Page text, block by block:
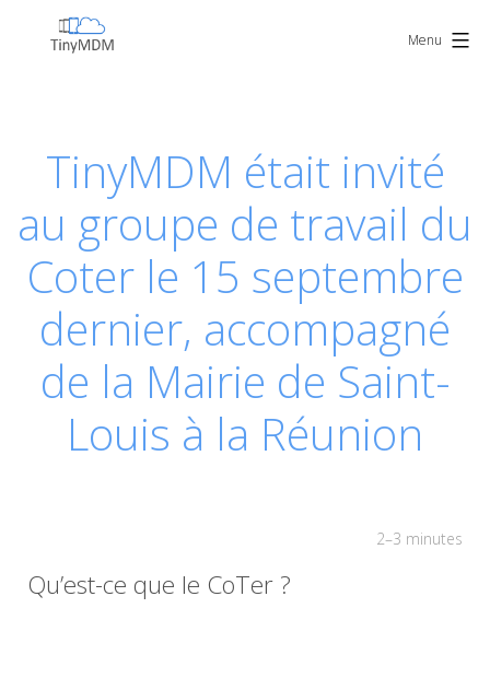
TinyMDM Menu
TinyMDM était invité
au groupe de travail du
Coter le 15 septembre
dernier, accompagné
de la Mairie de Saint-
Louis à la Réunion
2–3 minutes
Qu’est-ce que le CoTer ?